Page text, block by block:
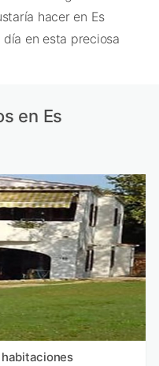
hacer en Es
en esta preciosa
en Es